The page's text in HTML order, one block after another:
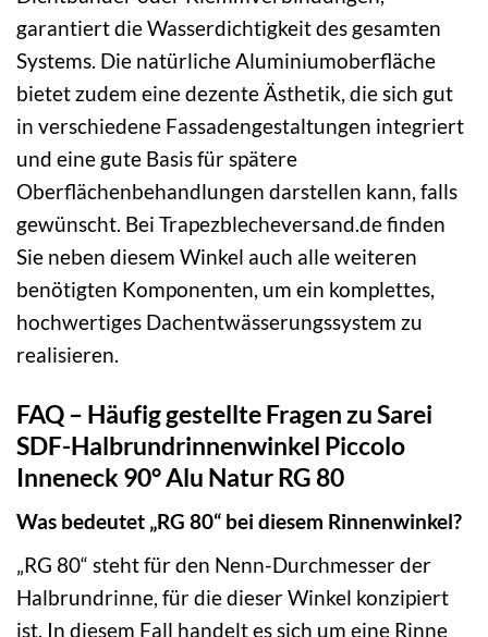
garantiert die Wasserdichtigkeit des gesamten
Systems. Die natürliche Aluminiumoberfläche
bietet zudem eine dezente Ästhetik, die sich gut
in verschiedene Fassadengestaltungen integriert
und eine gute Basis für spätere
Oberflächenbehandlungen darstellen kann, falls
gewünscht. Bei Trapezblecheversand.de finden
Sie neben diesem Winkel auch alle weiteren
benötigten Komponenten, um ein komplettes,
hochwertiges Dachentwässerungssystem zu
realisieren.
FAQ – Häufig gestellte Fragen zu Sarei
SDF-Halbrundrinnenwinkel Piccolo
Inneneck 90° Alu Natur RG 80
Was bedeutet „RG 80“ bei diesem Rinnenwinkel?
„RG 80“ steht für den Nenn-Durchmesser der
Halbrundrinne, für die dieser Winkel konzipiert
ist. In diesem Fall handelt es sich um eine Rinne